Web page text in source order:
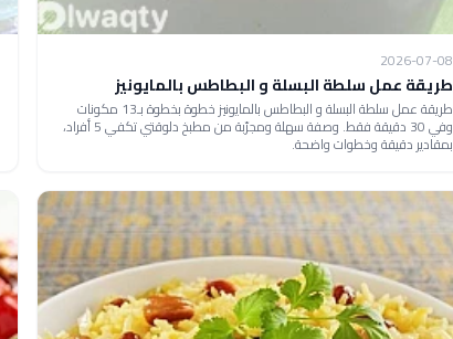
2026-07-08
طريقة عمل سلطة البسلة و البطاطس بالمايونيز
طريقة عمل سلطة البسلة و البطاطس بالمايونيز خطوة بخطوة بـ13 مكونات
وفي 30 دقيقة فقط. وصفة سهلة ومجرّبة من مطبخ دلوقتي تكفي 5 أفراد،
بمقادير دقيقة وخطوات واضحة.